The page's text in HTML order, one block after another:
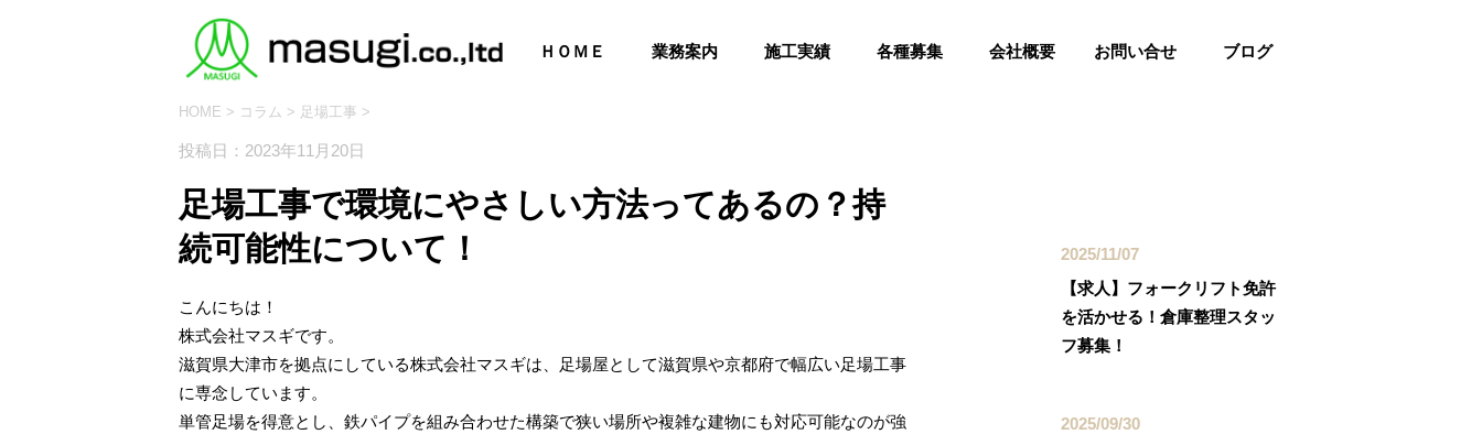
ＨＯＭＥ 業務案内 施工実績 各種募集 会社概要 お問い合せ ブログ
HOME > コラム > 足場工事 >
投稿日：2023年11月20日
足場工事で環境にやさしい方法ってあるの？持
続可能性について！
こんにちは！
株式会社マスギです。
滋賀県大津市を拠点にしている株式会社マスギは、足場屋として滋賀県や京都府で幅広い足場工事
に専念しています。
単管足場を得意とし、鉄パイプを組み合わせた構築で狭い場所や複雑な建物にも対応可能なのが強
2025/11/07
【求人】フォークリフト免許
を活かせる！倉庫整理スタッ
フ募集！
2025/09/30